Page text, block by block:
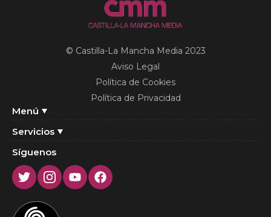
Menú
Servicios
© Castilla-La Mancha Media 2023
Aviso Legal
Política de Cookies
Política de Privacidad
Síguenos
TwitterInstagram
YoutubeFacebook